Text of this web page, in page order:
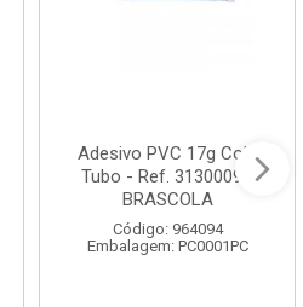
Adesivo PVC 17g Cola
Tubo - Ref. 3130009 -
BRASCOLA
Código: 964094
Embalagem: PC0001PC